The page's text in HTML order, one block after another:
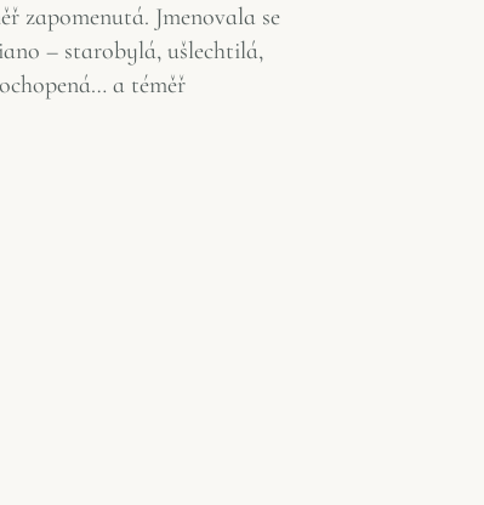
zapomenutá. Jmenovala se
– starobylá, ušlechtilá,
a téměř